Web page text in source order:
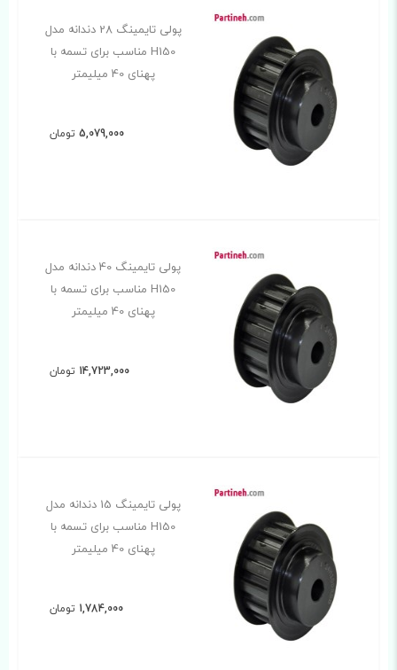
پولی تایمینگ 28 دندانه مدل
H150 مناسب برای تسمه با
پهنای 40 میلیمتر
5,079,000 تومان
پولی تایمینگ 40 دندانه مدل
H150 مناسب برای تسمه با
پهنای 40 میلیمتر
14,723,000 تومان
پولی تایمینگ 15 دندانه مدل
H150 مناسب برای تسمه با
پهنای 40 میلیمتر
1,784,000 تومان